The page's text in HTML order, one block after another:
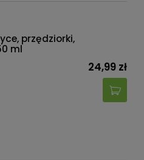
przędziorki,
ml
24,99 zł